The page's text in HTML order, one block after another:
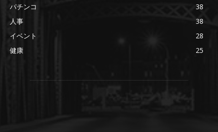
パチンコ
38
人事
38
イベント
28
健康
25